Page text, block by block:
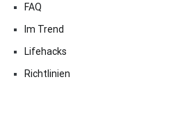
FAQ
Im Trend
Lifehacks
Richtlinien